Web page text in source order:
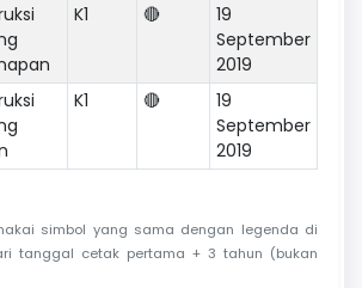
K1 🔴
19
September
2019
K1 🔴
19
September
2019
simbol yang sama dengan legenda di
tanggal cetak pertama + 3 tahun (bukan